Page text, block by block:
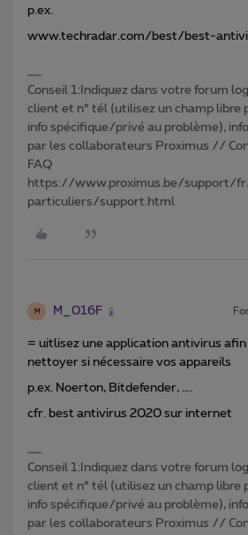
p.ex.
www.techradar.com/best/best-
Conseil 1:Indiquez dans votre forum
client et n° tél (utilisez un champ libre
info spécifique/privé au problème),
par les collaborateurs Proximus //
FAQ
https://www.proximus.be/support/
particuliers/support.html
M M_016F
= uitlisez une application antivirus
nettoyer si nécessaire vos appareils
p.ex. Noerton, Bitdefender, ….
cfr. best antivirus 2020 sur internet
Conseil 1:Indiquez dans votre forum
client et n° tél (utilisez un champ libre
info spécifique/privé au problème),
par les collaborateurs Proximus //